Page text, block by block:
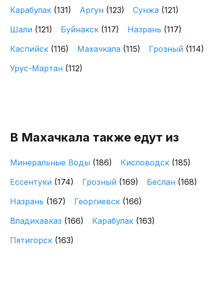
Карабулак (131) Аргун (123) Сунжа (121)
Шали (121) Буйнакск (117) Назрань (117)
Каспийск (116) Махачкала (115) Грозный (114)
Урус-Мартан (112)
В Махачкала также едут из
Минеральные Воды (186) Кисловодск (185)
Ессентуки (174) Грозный (169) Беслан (168)
Назрань (167) Георгиевск (166)
Владикавказ (166) Карабулак (163)
Пятигорск (163)